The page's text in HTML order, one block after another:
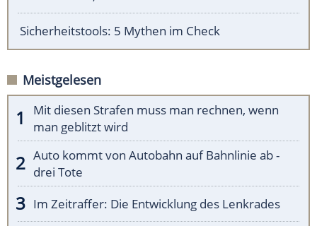
Sicherheitstools: 5 Mythen im Check
Meistgelesen
Mit diesen Strafen muss man rechnen, wenn
man geblitzt wird
Auto kommt von Autobahn auf Bahnlinie ab -
drei Tote
Im Zeitraffer: Die Entwicklung des Lenkrades